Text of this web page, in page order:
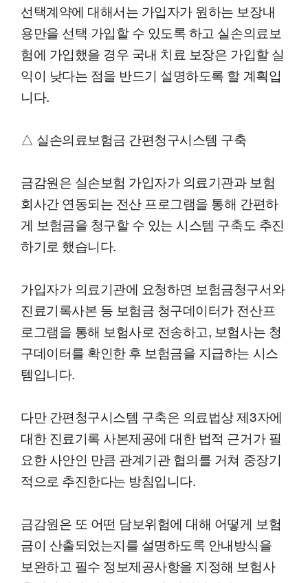
선택계약에 대해서는 가입자가 원하는 보장내
용만을 선택 가입할 수 있도록 하고 실손의료보
험에 가입했을 경우 국내 치료 보장은 가입할 실
익이 낮다는 점을 반드기 설명하도록 할 계획입
니다.
△ 실손의료보험금 간편청구시스템 구축
금감원은 실손보험 가입자가 의료기관과 보험
회사간 연동되는 전산 프로그램을 통해 간편하
게 보험금을 청구할 수 있는 시스템 구축도 추진
하기로 했습니다.
가입자가 의료기관에 요청하면 보험금청구서와
진료기록사본 등 보험금 청구데이터가 전산프
로그램을 통해 보험사로 전송하고, 보험사는 청
구데이터를 확인한 후 보험금을 지급하는 시스
템입니다.
다만 간편청구시스템 구축은 의료법상 제3자에
대한 진료기록 사본제공에 대한 법적 근거가 필
요한 사안인 만큼 관계기관 협의를 거쳐 중장기
적으로 추진한다는 방침입니다.
금감원은 또 어떤 담보위험에 대해 어떻게 보험
금이 산출되었는지를 설명하도록 안내방식을
보완하고 필수 정보제공사항을 지정해 보험사